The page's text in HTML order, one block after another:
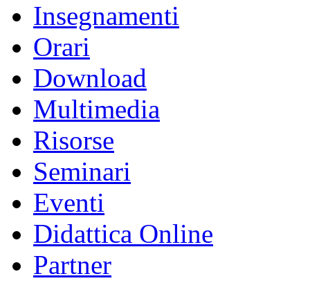
Insegnamenti
Orari
Download
Multimedia
Risorse
Seminari
Eventi
Didattica Online
Partner